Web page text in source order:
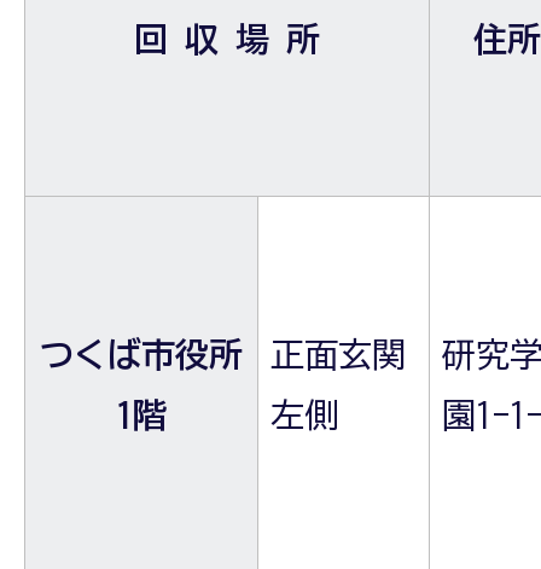
回 収 場 所 住所
つくば市役所
1階
正面玄関
左側
研究
園1-